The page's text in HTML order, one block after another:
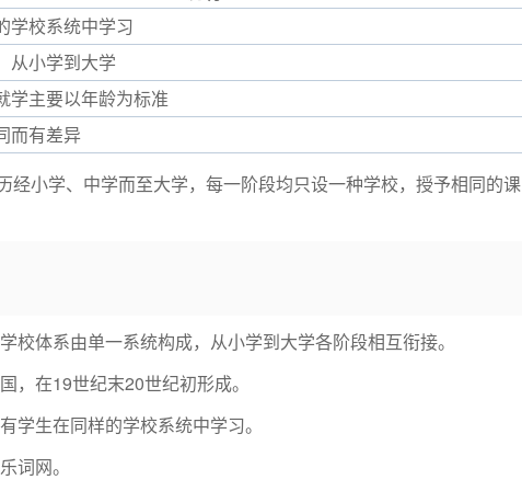
学校系统中学习
从小学到大学
学主要以年龄为标准
而有差异
小学、中学而至大学，每一阶段均只设一种学校，授予相同的课
校体系由单一系统构成，从小学到大学各阶段相互衔接。
，在19世纪末20世纪初形成。
学生在同样的学校系统中学习。
词网。